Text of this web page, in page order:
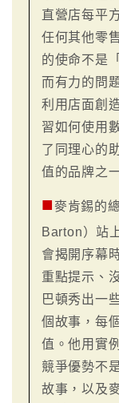
直營店每平
任何其他零
的使命不是
而有力的問
利用店面創
習如何使用
了同理心的
值的品牌之
■麥肯錫的
Barton）站
會揭開序幕
重點提示、
巴頓秀出一
個故事，每
值。他用實
競爭優勢不
故事，以及